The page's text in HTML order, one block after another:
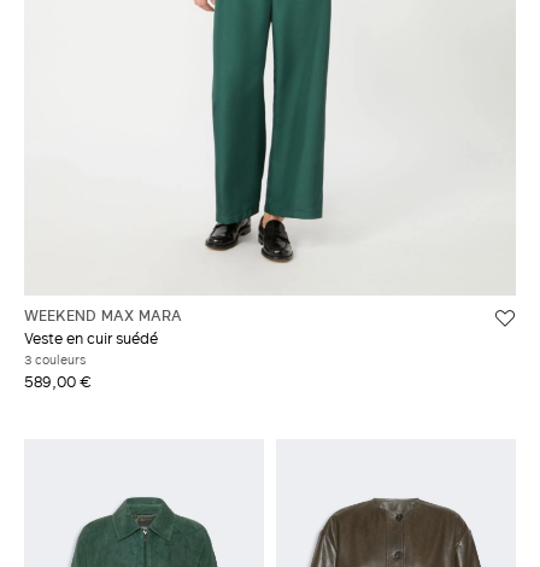
WEEKEND MAX MARA
Veste en cuir suédé
3 couleurs
589,00 €